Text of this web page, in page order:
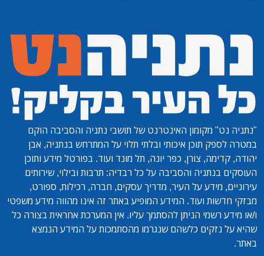
"נתניה נט" מקומון האינטרנט של תושבי נתניה והסביבה הוקם
במטרה לספק תוכן איכותי ובלתי תלוי על המתרחש בנתניה, אבן
יהודה, קדימה, צורן, כפר יונה, תל מונד ועוד. בפורטל מידע ותוכן
העוסקים בנתניה והסביבה על כל רבדיה: תרבות ובילוי, שירותים
עירוניים, מידע על העיר, מדריך עסקים, חברה, רכילות, ספורט,
מבזקי חדשות ועוד. המידע המופיע באתר זה אינו מהווה מידע משפטי
ו/או מידע רשמי הניתן להסתמך עליו. אין המערכת אחראית בצורה כל
שהיא על נזקים כלשהם שנגרמו מהסתמכות על המידע הנמצא
באתר.